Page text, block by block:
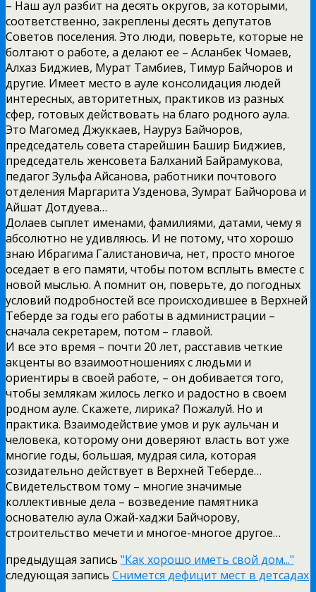
– Наш аул разбит на десять округов, за которыми,
соответственно, закреплены десять депутатов
Советов поселения. Это люди, поверьте, которые не
болтают о работе, а делают ее – Асланбек Чомаев,
Алхаз Биджиев, Мурат Тамбиев, Тимур Байчоров и
другие. Имеет место в ауле консолидация людей
интересных, авторитетных, практиков из разных
сфер, готовых действовать на благо родного аула.
Это Магомед Джуккаев, Науруз Байчоров,
председатель совета старейшин Башир Биджиев,
председатель женсовета Балханий Байрамукова,
педагог Зульфа Айсанова, работники почтового
отделения Маргарита Узденова, Зумрат Байчорова и
Айшат Дотдуева…
Долаев сыплет именами, фамилиями, датами, чему я
абсолютно не удивляюсь. И не потому, что хорошо
знаю Ибрагима Галистановича, нет, просто многое
оседает в его памяти, чтобы потом всплыть вместе с
новой мыслью. А помнит он, поверьте, до погодных
условий подробностей все происходившее в Верхней
Теберде за годы его работы в администрации –
сначала секретарем, потом – главой.
И все это время – почти 20 лет, расставив четкие
акценты во взаимоотношениях с людьми и
ориентиры в своей работе, – он добивается того,
чтобы землякам жилось легко и радостно в своем
родном ауле. Скажете, лирика? Пожалуй. Но и
практика. Взаимодействие умов и рук аульчан и
человека, которому они доверяют власть вот уже
многие годы, большая, мудрая сила, которая
созидательно действует в Верхней Теберде…
Свидетельством тому – многие значимые
коллективные дела – возведение памятника
основателю аула Ожай-хаджи Байчорову,
строительство мечети и многое-многое другое…
предыдущая запись "Как хорошо иметь свой дом..."
следующая запись Снимется дефицит мест в детсадах